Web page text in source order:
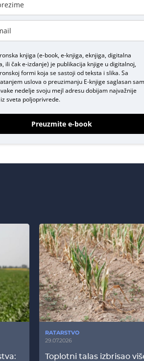
knjiga (e-book, e-knjiga, eknjiga, digitalna
ili čak e-izdanje) je publikacija knjige u digitalnoj,
formi koja se sastoji od teksta i slika. Sa
uslova o preuzimanju E-knjigesaglasan sam
nedelje svoju mejl adresu dobijam najvažnije
sveta poljoprivrede.
Preuzmite e-book
RATARSTVO
29.07.2026
Toplotni talas izbrisao